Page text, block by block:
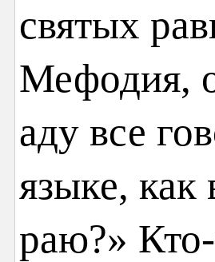
святых
Мефодия,
аду все
языке, как
раю?»